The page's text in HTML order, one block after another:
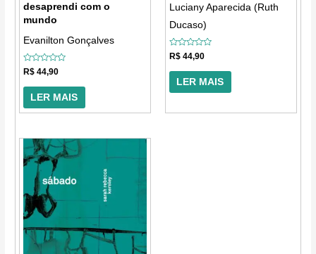
desaprendi com o
mundo
Evanilton Gonçalves
Avaliação
0
de
R$ 44,90
LER MAIS
Luciany Aparecida (Ruth
Ducaso)
Avaliação
0
de
R$ 44,90
LER MAIS